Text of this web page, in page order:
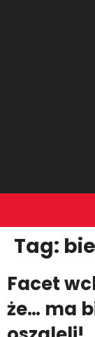
Tag:
Facet
że… ma